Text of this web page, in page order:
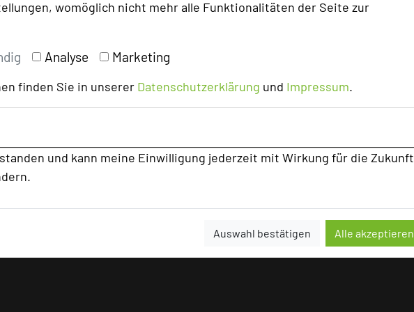
womöglich nicht mehr alle Funktionalitäten der Seite zur
Analyse Marketing
finden Sie in unserer Datenschutzerklärung und Impressum.
und kann meine Einwilligung jederzeit mit Wirkung für die Zukunft
Auswahl bestätigen Alle akzeptieren